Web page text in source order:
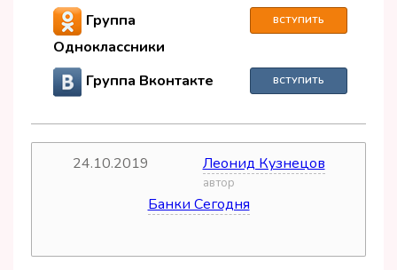
Группа
Одноклассники
ВСТУПИТЬ
Группа Вконтакте ВСТУПИТЬ
24.10.2019
автор
Леонид Кузнецов
Банки Сегодня